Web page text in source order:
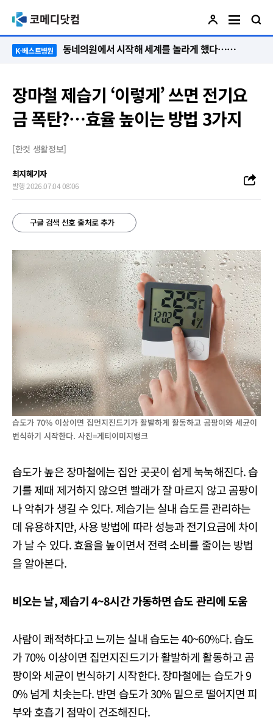
K-베스트병원 “절대 먼저 말하지 않아요. 대신 먼저 듣습니다”
장마철 제습기 ‘이렇게’ 쓰면 전기요
금 폭탄?…효율 높이는 방법 3가지
[한컷 생활정보]
최지혜기자
발행 2026.07.04 08:06
구글 검색 선호 출처로 추가
습도가 70% 이상이면 집먼지진드기가 활발하게 활동하고 곰팡이와 세균이
번식하기 시작한다. 사진=게티이미지뱅크
습도가 높은 장마철에는 집안 곳곳이 쉽게 눅눅해진다. 습
기를 제때 제거하지 않으면 빨래가 잘 마르지 않고 곰팡이
나 악취가 생길 수 있다. 제습기는 실내 습도를 관리하는
데 유용하지만, 사용 방법에 따라 성능과 전기요금에 차이
가 날 수 있다. 효율을 높이면서 전력 소비를 줄이는 방법
을 알아본다.
비오는 날,제습기4~8시간 가동하면 습도 관리에 도움
사람이 쾌적하다고 느끼는 실내 습도는 40~60%다. 습도
가 70% 이상이면 집먼지진드기가 활발하게 활동하고 곰
팡이와 세균이 번식하기 시작한다. 장마철에는 습도가 9
0% 넘게 치솟는다. 반면 습도가 30% 밑으로 떨어지면 피
부와 호흡기 점막이 건조해진다.